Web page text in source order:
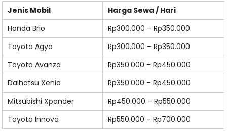
Jenis Mobil
Harga Sewa / Hari
Honda Brio
Rp300.000 – Rp350.000
Toyota Agya
Rp300.000 – Rp350.000
Toyota Avanza
Rp350.000 – Rp450.000
Daihatsu Xenia
Rp350.000 – Rp450.000
Mitsubishi Xpander
Rp450.000 – Rp550.000
Toyota Innova
Rp550.000 – Rp700.000